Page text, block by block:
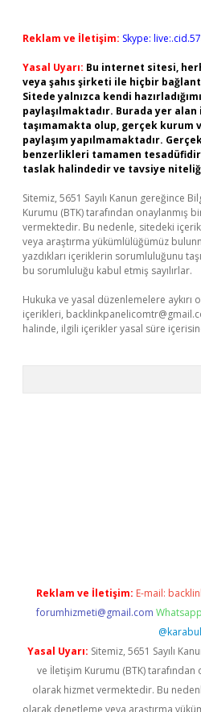
Reklam ve İletişim: Skype:
Yasal Uyarı: Bu internet sitesi,
veya şahıs şirketi ile hiçbir
Sitede yalnızca kendi
paylaşılmaktadır. Burada yer
taşımamakta olup, gerçek kurum
paylaşım yapılmamaktadır.
benzerlikleri tamamen
taslak halindedir ve tavsiye
Sitemiz, 5651 Sayılı Kanun gereğince
Kurumu (BTK) tarafından onaylanmış
vermektedir. Bu nedenle, sitedeki
veya araştırma yükümlülüğümüz
yazdıkları içeriklerin sorumluluğunu
bu sorumluluğu kabul etmiş sayılırlar.
Hukuka ve yasal düzenlemelere
içerikleri,
halinde, ilgili içerikler yasal süre
Reklam ve İletişim: E-mail:
forumhizmeti@gmail.com
@karabul
Yasal Uyarı: Sitemiz, 5651 Sayılı
ve İletişim Kurumu (BTK) tarafından
olarak hizmet vermektedir. Bu
olarak denetleme veya araştırma